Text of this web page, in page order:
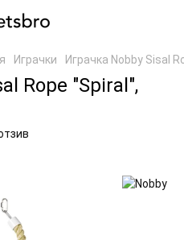
Играчки Играчка Nobby Sisal
Rope "Spiral",